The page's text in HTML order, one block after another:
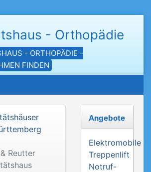
- Orthopädie
- ORTHOPÄDIE -
FINDEN
Reutter
Angebote
Elektromobile
Treppenlift
Notruf-